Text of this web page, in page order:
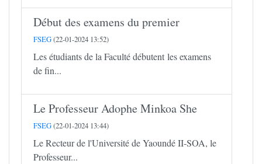
Début des examens du premier
FSEG(22-01-2024 13:52)
Les étudiants de la Faculté débutent les examens
de fin...
Le Professeur Adophe Minkoa She
FSEG(22-01-2024 13:44)
Le Recteur de l'Université de Yaoundé II-SOA, le
Professeur...